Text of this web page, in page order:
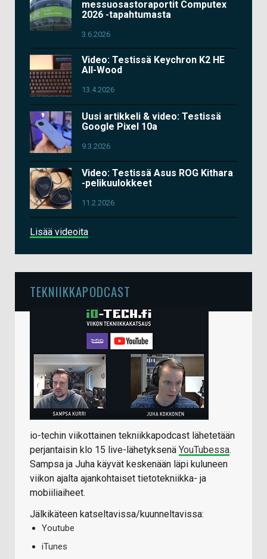
messuosastoraportit Computex
2026 -tapahtumasta
3.6.2026
Video: Testissä Keychron K2 HE
All-Wood
13.4.2026
Uusi artikkeli & video: Testissä
Google Pixel 10a
9.3.2026
Video: Testissä Asus ROG Kithara
-pelikuulokkeet
11.2.2026
Lisää videoita
TEKNIIKKAPODCAST
io-techin viikottainen tekniikkapodcast lähetetään
perjantaisin klo 15 live-lähetyksenä YouTubessa.
Sampsa ja Juha käyvät keskenään läpi kuluneen
viikon ajalta ajankohtaiset tietotekniikka- ja
mobiiliaiheet.
Jälkikäteen katseltavissa/kuunneltavissa:
Youtube
iTunes